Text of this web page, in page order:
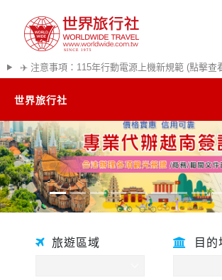
✈️ 注意事項：115年行動電源上機新規範 (點擊查
世界旅行社
精彩越南
熱門韓國
超夯日本
往前
旅遊區域 目的